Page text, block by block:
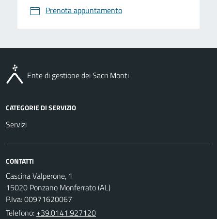
Prenota appuntamento
Ente di gestione dei Sacri Monti
CATEGORIE DI SERVIZIO
Servizi
CONTATTI
Cascina Valperone, 1
15020 Ponzano Monferrato (AL)
P.Iva: 00971620067
Telefono: +39.0141.927120